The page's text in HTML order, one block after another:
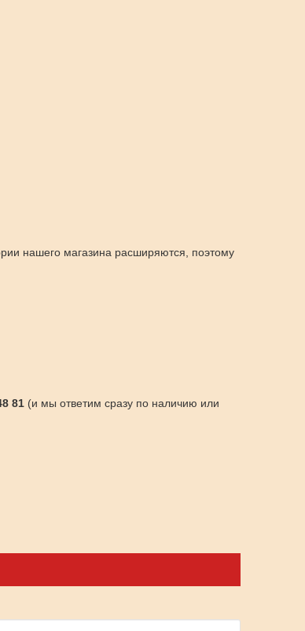
нашего магазина расширяются, поэтому
81 (и мы ответим сразу по наличию или